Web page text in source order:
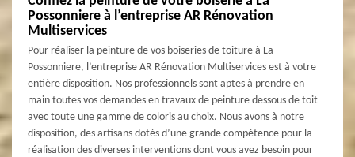
Possonniere à l’entreprise AR Rénovation
Multiservices
Pour réaliser la peinture de vos boiseries de toiture à La
Possonniere, l’entreprise AR Rénovation Multiservices est à votre
entière disposition. Nos professionnels sont aptes à prendre en
main toutes vos demandes en travaux de peinture dessous de toit
avec toute une gamme de coloris au choix. Nous avons à notre
disposition, des artisans dotés d’une grande compétence pour la
réalisation des diverses interventions dont vous avez besoin pour